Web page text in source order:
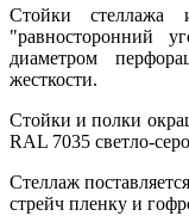
Стойки стеллажа
"равносторонний
диаметром
жесткости.
Стойки и полки
RAL 7035 светло-
Стеллаж
стрейч пленку и